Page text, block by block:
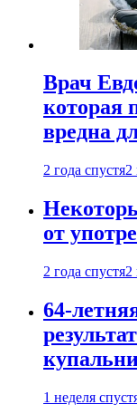
Врач
которая
вредна
2 года спустя2
от
2 года спустя2
64-
1 неделя